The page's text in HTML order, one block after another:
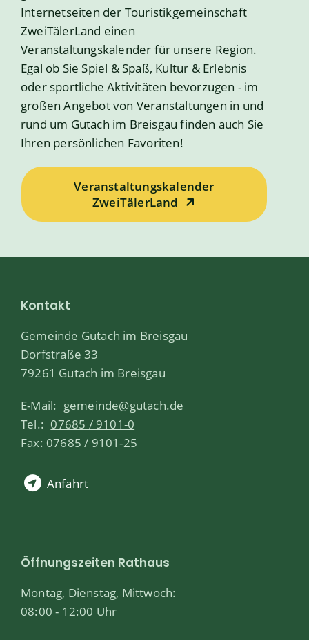
Internetseiten der Touristikgemeinschaft
ZweiTälerLand einen
Veranstaltungskalender für unsere Region.
Egal ob Sie Spiel & Spaß, Kultur & Erlebnis
oder sportliche Aktivitäten bevorzugen - im
großen Angebot von Veranstaltungen in und
rund um Gutach im Breisgau finden auch Sie
Ihren persönlichen Favoriten!
Veranstaltungskalender
ZweiTälerLand
Kontakt
Gemeinde Gutach im Breisgau
Dorfstraße 33
79261 Gutach im Breisgau
E-Mail: gemeinde@gutach.de
Tel.: 07685 / 9101-0
Fax: 07685 / 9101-25
Anfahrt
Öffnungszeiten Rathaus
Montag, Dienstag, Mittwoch:
08:00 - 12:00 Uhr